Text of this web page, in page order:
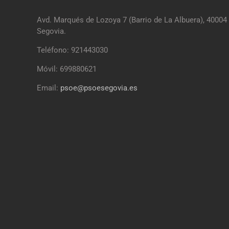
Avd. Marqués de Lozoya 7 (Barrio de La Albuera), 40004
Segovia.
Teléfono: 921443030
Móvil: 699880621
Email: psoe@psoesegovia.es